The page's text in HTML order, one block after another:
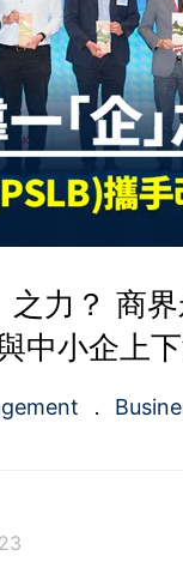
力？ 商
中小企上